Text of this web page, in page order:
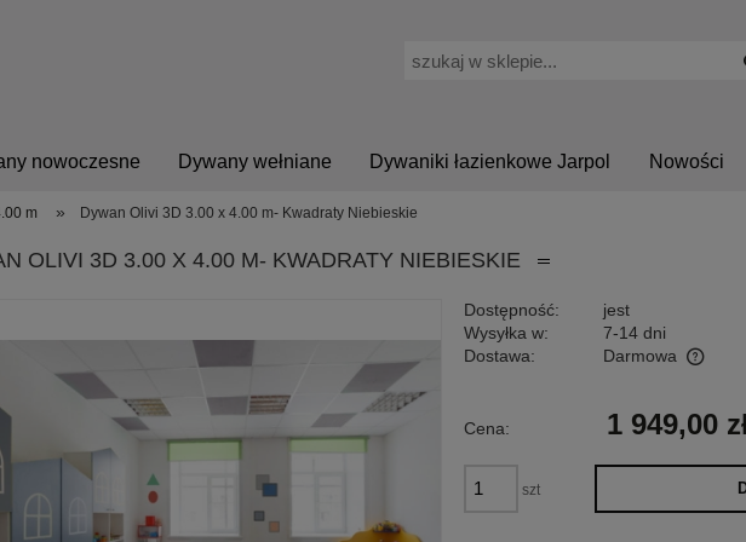
nowoczesne Dywany wełniane Dywaniki łazienkowe Jarpol Nowości
m » Dywan Olivi 3D 3.00 x 4.00 m- Kwadraty Niebieskie
OLIVI 3D 3.00 X 4.00 M- KWADRATY NIEBIESKIE
Dostępność:
jest
Wysyłka w:
7-14 dni
Dostawa:
Darmowa
Cena nie zawiera ewentualnych kosztów
płatności
Cena: 1 949,00
szt